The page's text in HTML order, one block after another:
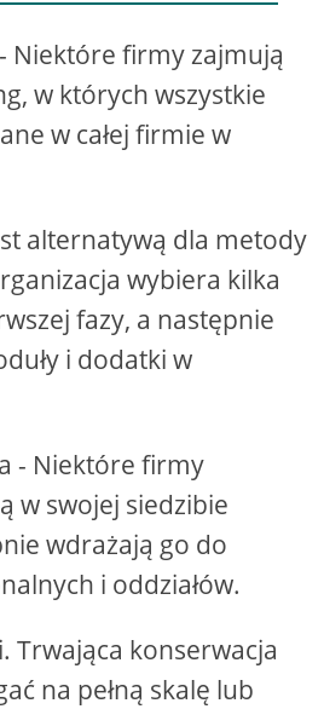
Niektóre firmy zajmują
w których wszystkie
w całej firmie w
alternatywą dla metody
wybiera kilka
fazy, a następnie
i dodatki w
- Niektóre firmy
w swojej siedzibie
wdrażają go do
i oddziałów.
Trwająca konserwacja
na pełną skalę lub